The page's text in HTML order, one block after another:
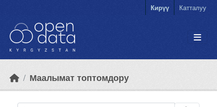
Кирүү Катталуу
Маалымат топтомдору